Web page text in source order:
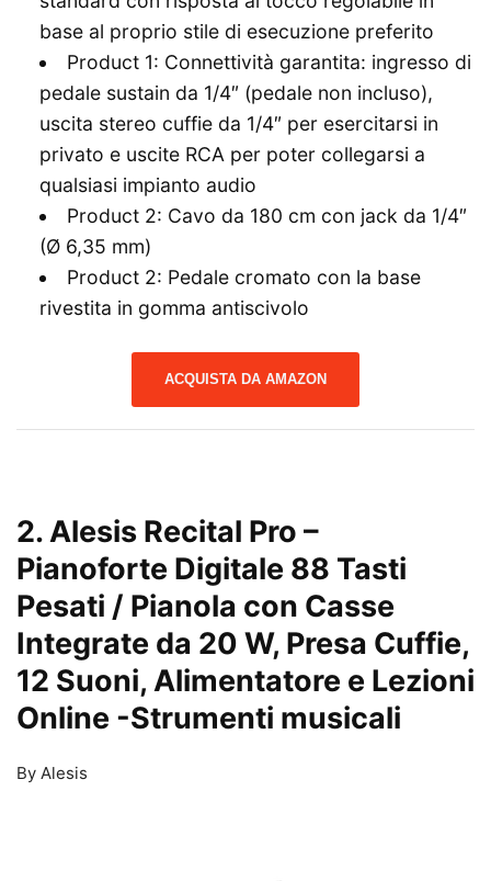
base al proprio stile di esecuzione preferito
Product 1: Connettività garantita: ingresso di
pedale sustain da 1/4″ (pedale non incluso),
uscita stereo cuffie da 1/4″ per esercitarsi in
privato e uscite RCA per poter collegarsi a
qualsiasi impianto audio
Product 2: Cavo da 180 cm con jack da 1/4″
(Ø 6,35 mm)
Product 2: Pedale cromato con la base
rivestita in gomma antiscivolo
ACQUISTA DA AMAZON
2. Alesis Recital Pro –
Pianoforte Digitale 88 Tasti
Pesati / Pianola con Casse
Integrate da 20 W, Presa Cuffie,
12 Suoni, Alimentatore e Lezioni
Online -Strumenti musicali
By Alesis